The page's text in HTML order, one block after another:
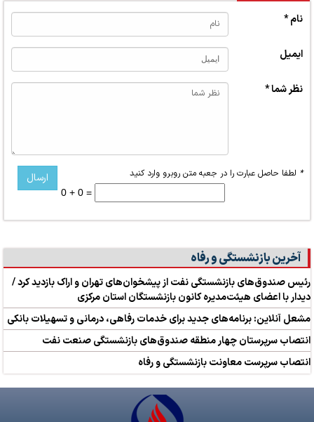
نام *
ایمیل
نظر شما *
* لطفا حاصل عبارت را در جعبه متن روبرو وارد کنید
0 + 0 =
آخرین بازنشستگی و رفاه
رئیس صندوق‌های بازنشستگی نفت از پیشخوان‌های تهران و اراک بازدید کرد /
دیدار با اعضای هیئت‌مدیره کانون بازنشستگان استان مرکزی
مشعل آنلاین: برنامه‌های جدید برای خدمات رفاهی، درمانی و تسهیلات بانکی
انتصاب سرپرستان چهار منطقه صندوق‌های بازنشستگی صنعت نفت
انتصاب سرپرست معاونت بازنشستگی و رفاه